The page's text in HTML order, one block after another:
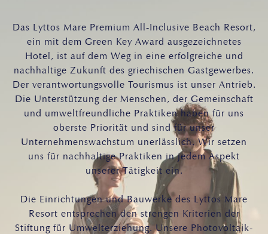
Das Lyttos Mare Premium All-Inclusive Beach Resort,
ein mit dem Green Key Award ausgezeichnetes
Hotel, ist auf dem Weg in eine erfolgreiche und
nachhaltige Zukunft des griechischen Gastgewerbes.
Der verantwortungsvolle Tourismus ist unser Antrieb.
Die Unterstützung der Menschen, der Gemeinschaft
und umweltfreundliche Praktiken haben für uns
oberste Priorität und sind für unser
Unternehmenswachstum unerlässlich. Wir setzen
uns für nachhaltige Praktiken in jedem Aspekt
unserer Tätigkeit ein.
Die Einrichtungen und Bauwerke des Lyttos Mare
Resort entsprechen den strengen Kriterien der
Stiftung für Umwelterziehung. Unsere Photovoltaik-